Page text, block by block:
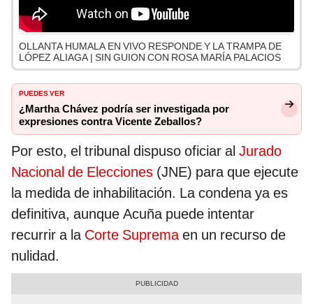
OLLANTA HUMALA EN VIVO RESPONDE Y LA TRAMPA DE
LÓPEZ ALIAGA | SIN GUION CON ROSA MARÍA PALACIOS
PUEDES VER
¿Martha Chávez podría ser investigada por
expresiones contra Vicente Zeballos?
Por esto, el tribunal dispuso oficiar al Jurado
Nacional de Elecciones (JNE) para que ejecute
la medida de inhabilitación. La condena ya es
definitiva, aunque Acuña puede intentar
recurrir a la Corte Supremaen un recurso de
nulidad.